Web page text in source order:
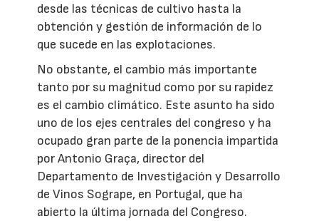
desde las técnicas de cultivo hasta la
obtención y gestión de información de lo
que sucede en las explotaciones.
No obstante, el cambio más importante
tanto por su magnitud como por su rapidez
es el cambio climático. Este asunto ha sido
uno de los ejes centrales del congreso y ha
ocupado gran parte de la ponencia impartida
por Antonio Graça, director del
Departamento de Investigación y Desarrollo
de Vinos Sogrape, en Portugal, que ha
abierto la última jornada del Congreso.